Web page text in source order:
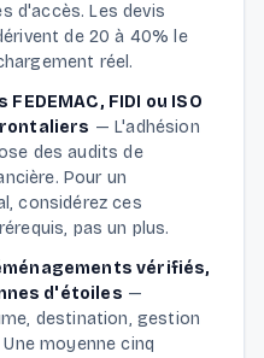
d'accès. Les devis
de 20 à 40% le
réel.
FIDI ou ISO
—L'adhésion
des audits de
Pour un
considérez ces
pas un plus.
vérifiés,
d'étoiles —
destination, gestion
moyenne cinq